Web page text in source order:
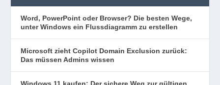
Word, PowerPoint oder Browser? Die besten Wege,
unter Windows ein Flussdiagramm zu erstellen
Microsoft zieht Copilot Domain Exclusion zurück:
Das müssen Admins wissen